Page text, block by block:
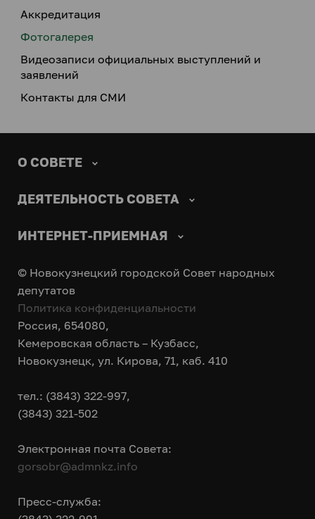
Аккредитация
Фотогалерея
Видеозаписи официальных выступлений и
заявлений
Контакты для СМИ
О СОВЕТЕ
ДЕЯТЕЛЬНОСТЬ СОВЕТА
ИНТЕРНЕТ-ПРИЕМНАЯ
© Новокузнецкий городской Совет народных
депутатов
Политика конфиденциальности
Россия, 654080,
Кемеровская область – Кузбасс,
Новокузнецк, ул. Кирова, 71, каб. 410
тел.: (3843) 322-997,
(3843) 321-502
Электронная почта Совета:
gorsobr@admnkz.info
Пресс-служба: